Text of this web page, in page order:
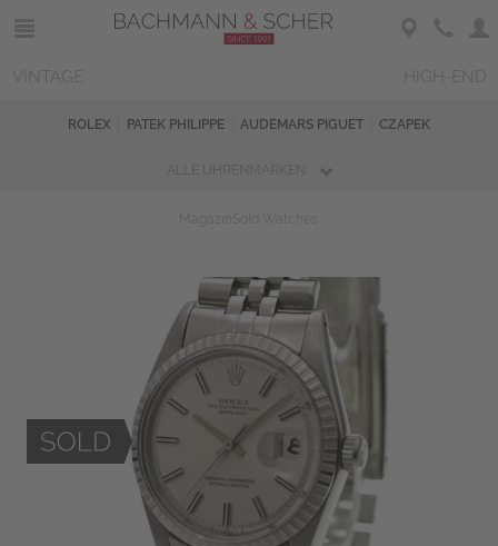
ROLEX PATEK PHILIPPE AUDEMARS PIGUET CZAPEK